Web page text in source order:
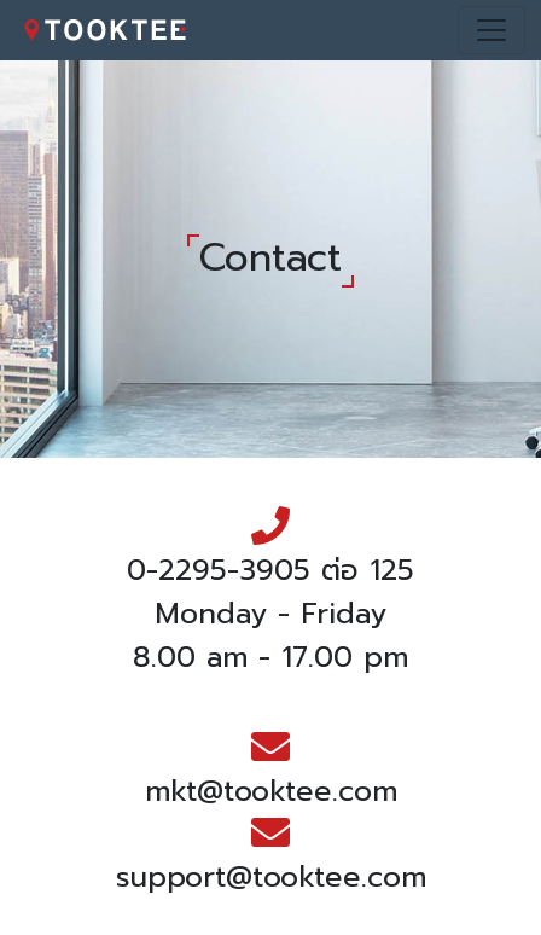
Contact
0-2295-3905 ต่อ 125
Monday - Friday
8.00 am - 17.00 pm
mkt@tooktee.com
support@tooktee.com